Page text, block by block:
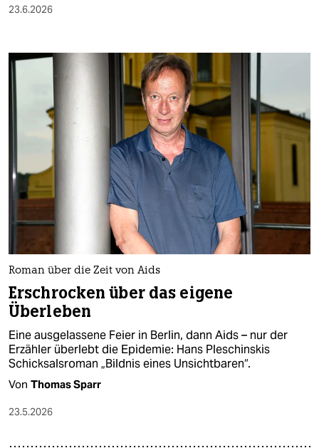
unterstützen
genossenschaft
epaper login
23.6.2026
Roman über die Zeit von Aids
Erschrocken über das eigene
Überleben
Eine ausgelassene Feier in Berlin, dann Aids – nur der
Erzähler überlebt die Epidemie: Hans Pleschinskis
Schicksalsroman „Bildnis eines Unsichtbaren“.
Von Thomas Sparr
23.5.2026